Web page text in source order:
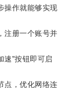
作就能够实现
册一个账号并
”按钮即可启
，优化网络连